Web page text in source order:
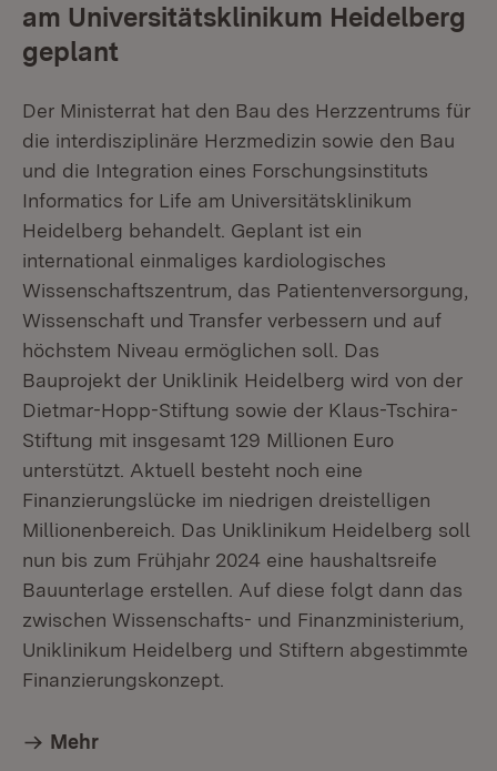
am Universitätsklinikum Heidelberg
geplant
Der Ministerrat hat den Bau des Herzzentrums für
die interdisziplinäre Herzmedizin sowie den Bau
und die Integration eines Forschungsinstituts
Informatics for Life am Universitätsklinikum
Heidelberg behandelt. Geplant ist ein
international einmaliges kardiologisches
Wissenschaftszentrum, das Patientenversorgung,
Wissenschaft und Transfer verbessern und auf
höchstem Niveau ermöglichen soll. Das
Bauprojekt der Uniklinik Heidelberg wird von der
Dietmar-Hopp-Stiftung sowie der Klaus-Tschira-
Stiftung mit insgesamt 129 Millionen Euro
unterstützt. Aktuell besteht noch eine
Finanzierungslücke im niedrigen dreistelligen
Millionenbereich. Das Uniklinikum Heidelberg soll
nun bis zum Frühjahr 2024 eine haushaltsreife
Bauunterlage erstellen. Auf diese folgt dann das
zwischen Wissenschafts- und Finanzministerium,
Uniklinikum Heidelberg und Stiftern abgestimmte
Finanzierungskonzept.
Mehr